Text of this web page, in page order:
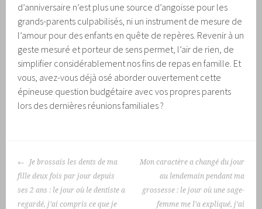
d’anniversaire n’est plus une source d’angoisse pour les
grands-parents culpabilisés, ni un instrument de mesure de
l’amour pour des enfants en quête de repères. Revenir à un
geste mesuré et porteur de sens permet, l’air de rien, de
simplifier considérablement nos fins de repas en famille. Et
vous, avez-vous déjà osé aborder ouvertement cette
épineuse question budgétaire avec vos propres parents
lors des dernières réunions familiales ?
NAVIGATION
DES
ARTICLES
Je brossais les dents de ma
fille deux fois par jour depuis
ses 2 ans : le jour où le dentiste a
regardé, j’ai compris ce que je
Mon caractère a changé du jour
au lendemain pendant ma
grossesse : le jour où une sage-
femme me l’a expliqué, j’ai